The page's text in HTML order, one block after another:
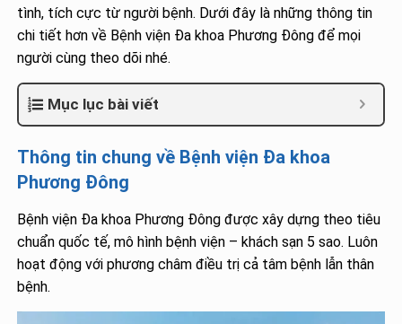
tình, tích cực từ người bệnh. Dưới đây là những thông tin
chi tiết hơn về Bệnh viện Đa khoa Phương Đông để mọi
người cùng theo dõi nhé.
Mục lục bài viết
Thông tin chung về Bệnh viện Đa khoa
Phương Đông
Bệnh viện Đa khoa Phương Đông được xây dựng theo tiêu
chuẩn quốc tế, mô hình bệnh viện – khách sạn 5 sao. Luôn
hoạt động với phương châm điều trị cả tâm bệnh lẫn thân
bệnh.